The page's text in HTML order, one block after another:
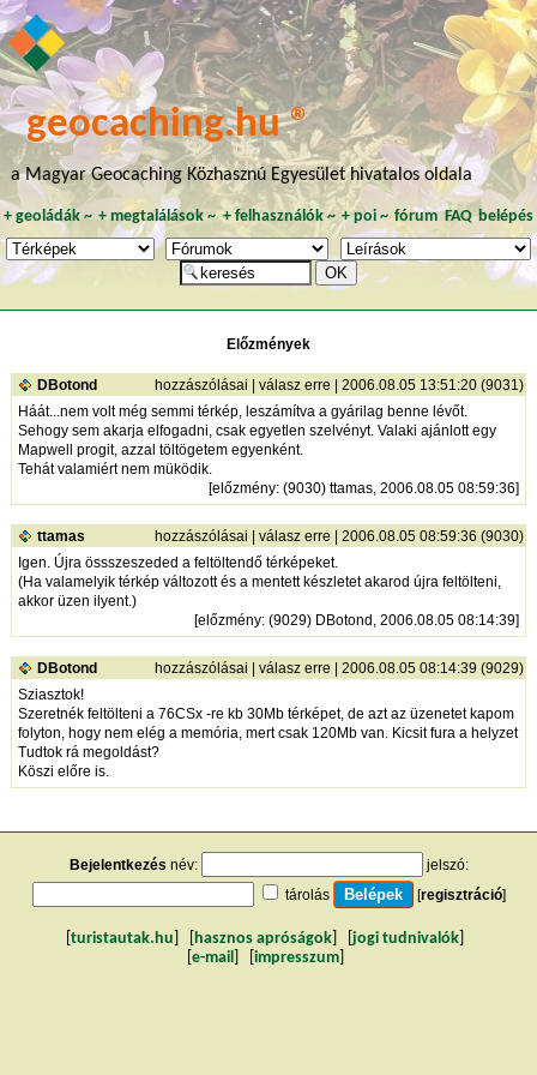
geocaching.hu ®
a Magyar Geocaching Közhasznú Egyesület hivatalos oldala
+ geoládák~ +megtalálások~ + felhasználók~ +poi~ fórum FAQ belépés
Előzmények
DBotond hozzászólásai | válasz erre | 2006.08.05 13:51:20 (9031)
Háát...nem volt még semmi térkép, leszámítva a gyárilag benne lévőt.
Sehogy sem akarja elfogadni, csak egyetlen szelvényt. Valaki ajánlott egy
Mapwell progit, azzal töltögetem egyenként.
Tehát valamiért nem müködik.
[előzmény: (9030) ttamas, 2006.08.05 08:59:36]
ttamas hozzászólásai | válasz erre | 2006.08.05 08:59:36 (9030)
Igen. Újra össszeszeded a feltöltendő térképeket.
(Ha valamelyik térkép változott és a mentett készletet akarod újra feltölteni,
akkor üzen ilyent.)
[előzmény: (9029) DBotond, 2006.08.05 08:14:39]
DBotond hozzászólásai | válasz erre | 2006.08.05 08:14:39 (9029)
Sziasztok!
Szeretnék feltölteni a 76CSx -re kb 30Mb térképet, de azt az üzenetet kapom
folyton, hogy nem elég a memória, mert csak 120Mb van. Kicsit fura a helyzet
Tudtok rá megoldást?
Köszi előre is.
Bejelentkezés név:
jelszó:
tárolás
[regisztráció]
turistautak.hu hasznos apróságok jogi tudnivalók
e-mail impresszum]